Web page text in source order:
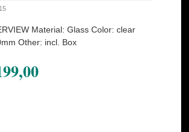
Material: Glass Color: clear
Other: incl. Box